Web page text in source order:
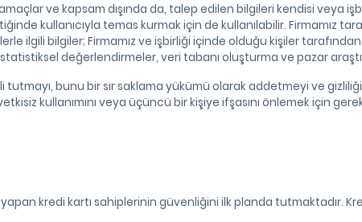
ve kapsam dışında da, talep edilen bilgileri kendisi
kullanıcıyla temas kurmak için de kullanılabilir. Firmamız
ilgili bilgiler; Firmamız ve işbirliği içinde olduğu kişiler
değerlendirmeler, veri tabanı oluşturma ve pazar
tutmayı, bunu bir sır saklama yükümü olarak addetmeyi ve
kullanımını veya üçüncü bir kişiye ifşasını önlemek için
yapan kredi kartı sahiplerinin güvenliğini ilk planda tutmaktadır.